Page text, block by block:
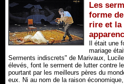
Les
forme
rire et la
Il était une
mariage
Serments indiscrets" de Marivaux,
élevés, font le serment de lutter contre
pourtant par les meilleurs pères du
eux. Ni au nom de la raison